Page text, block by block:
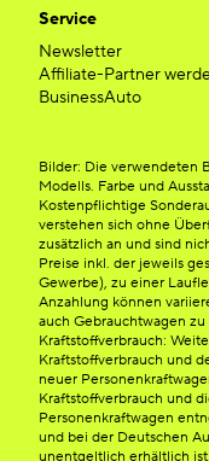
Service
Newsletter
Affiliate-Partner
BusinessAuto
Bilder: Die verwendeten
Modells. Farbe und
Kostenpflichtige
verstehen sich ohne
zusätzlich an und sind
Preise inkl. der jeweils
Gewerbe), zu einer
Anzahlung können
auch Gebrauchtwagen
Kraftstoffverbrauch:
Kraftstoffverbrauch und
neuer
Kraftstoffverbrauch und
Personenkraftwagen
und bei der Deutschen
unentgeltlich erhältlich